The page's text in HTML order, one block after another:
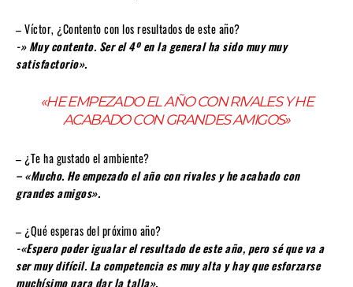
– Víctor, ¿Contento con los resultados de este año?
-» Muy contento. Ser el 4º en la general ha sido muy muy
satisfactorio».
«HE EMPEZADO EL AÑO CON RIVALES Y HE
ACABADO CON GRANDES AMIGOS»
– ¿Te ha gustado el ambiente?
– «Mucho. He empezado el año con rivales y he acabado con
grandes amigos».
– ¿Qué esperas del próximo año?
-«Espero poder igualar el resultado de este año, pero sé que va a
ser muy difícil. La competencia es muy alta y hay que esforzarse
muchísimo para dar la talla».